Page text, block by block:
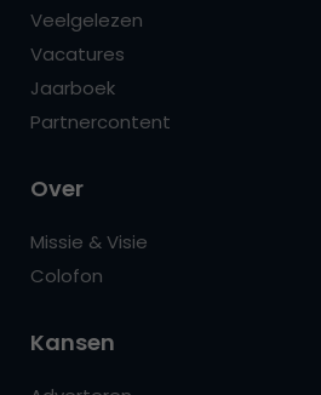
Veelgelezen
Vacatures
Jaarboek
Partnercontent
Over
Missie & Visie
Colofon
Kansen